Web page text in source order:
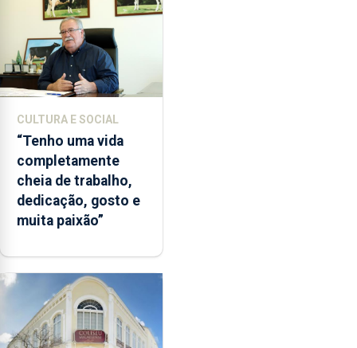
CULTURA E SOCIAL
“Tenho uma vida
completamente
cheia de trabalho,
dedicação, gosto e
muita paixão”